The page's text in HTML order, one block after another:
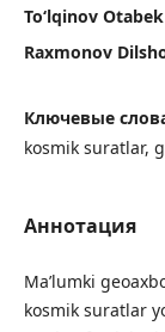
To‘lqinov Otabek
Raxmonov
Ключевые
kosmik suratlar,
Аннотация
Ma’lumki
kosmik suratlar